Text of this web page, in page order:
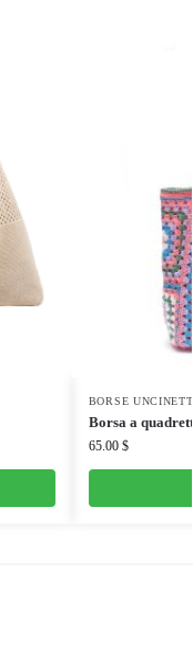
BORSE
Borsa a
65.00 $